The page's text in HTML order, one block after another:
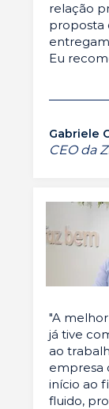
relação
proposta
Eu
Gabriele
CEO da
"A
já tive
ao
empresa
início ao
fluido,